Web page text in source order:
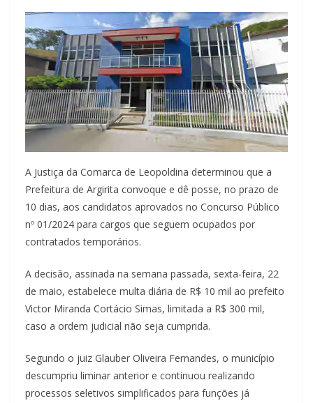
A Justiça da Comarca de Leopoldina determinou que a
Prefeitura de Argirita convoque e dê posse, no prazo de
10 dias, aos candidatos aprovados no Concurso Público
nº 01/2024 para cargos que seguem ocupados por
contratados temporários.
A decisão, assinada na semana passada, sexta-feira, 22
de maio, estabelece multa diária de R$ 10 mil ao prefeito
Victor Miranda Cortácio Simas, limitada a R$ 300 mil,
caso a ordem judicial não seja cumprida.
Segundo o juiz Glauber Oliveira Fernandes, o município
descumpriu liminar anterior e continuou realizando
processos seletivos simplificados para funções já